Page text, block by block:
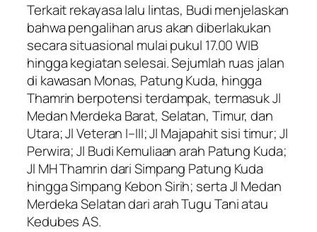
Terkait rekayasa lalu lintas, Budi menjelaskan
bahwa pengalihan arus akan diberlakukan
secara situasional mulai pukul 17.00 WIB
hingga kegiatan selesai. Sejumlah ruas jalan
di kawasan Monas, Patung Kuda, hingga
Thamrin berpotensi terdampak, termasuk Jl
Medan Merdeka Barat, Selatan, Timur, dan
Utara; Jl Veteran I–III; Jl Majapahit sisi timur; Jl
Perwira; Jl Budi Kemuliaan arah Patung Kuda;
Jl MH Thamrin dari Simpang Patung Kuda
hingga Simpang Kebon Sirih; serta Jl Medan
Merdeka Selatan dari arah Tugu Tani atau
Kedubes AS.